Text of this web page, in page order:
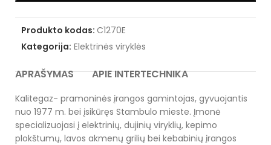
Produkto kodas: C1270E
Kategorija: Elektrinės viryklės
APRAŠYMAS APIE INTERTECHNIKA
Kalitegaz- pramoninės įrangos gamintojas, gyvuojantis
nuo 1977 m. bei įsikūręs Stambulo mieste. Įmonė
specializuojasi į elektrinių, dujinių viryklių, kepimo
plokštumų, lavos akmenų grilių bei kebabinių įrangos